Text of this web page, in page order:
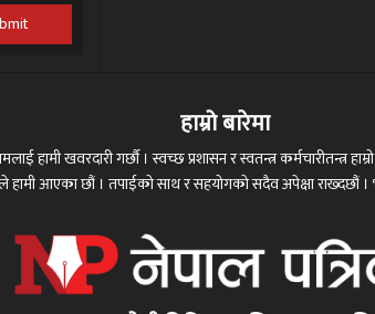
हाम्रो बारेमा
हामी खवरदारी गर्छौ । स्वच्छ प्रशासन र स्वतन्त्र कर्मचारीतन्त्र
हामी आएका छौं । तपाईको साथ र सहयोगको सदैव अपेक्षा राख्दछौं